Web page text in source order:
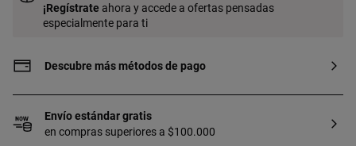
¡Regístrate ahora y accede a ofertas pensadas
especialmente para ti
Descubre más métodos de pago
Envío estándar gratis
en compras superiores a $100.000